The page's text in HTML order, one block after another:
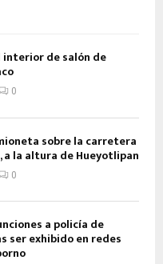
interior de salón de
0
sobre la carretera
a la altura de Hueyotlipan
0
a policía de
ser exhibido en redes